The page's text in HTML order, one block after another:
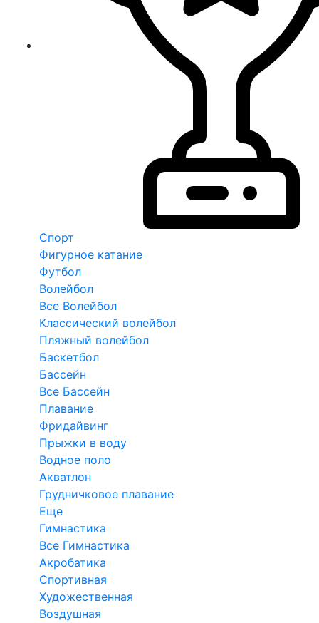
Спорт
Фигурное катание
Футбол
Волейбол
Все Волейбол
Классический волейбол
Пляжный волейбол
Баскетбол
Бассейн
Все Бассейн
Плавание
Фридайвинг
Прыжки в воду
Водное поло
Акватлон
Грудничковое плавание
Еще
Гимнастика
Все Гимнастика
Акробатика
Спортивная
Художественная
Воздушная